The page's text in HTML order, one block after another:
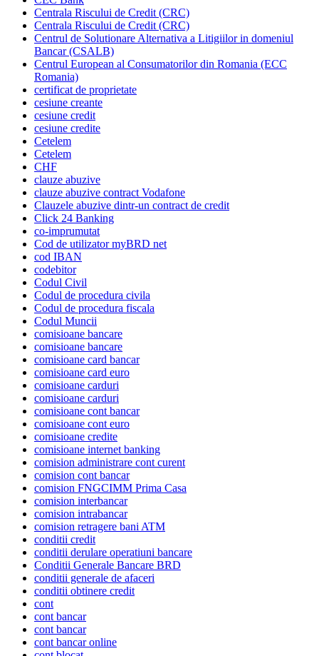
Centrala Riscului de Credit (CRC)
Centrala Riscului de Credit (CRC)
Centrul de Solutionare Alternativa a Litigiilor in domeniul
Bancar (CSALB)
Centrul European al Consumatorilor din Romania (ECC
Romania)
certificat de proprietate
cesiune creante
cesiune credit
cesiune credite
Cetelem
Cetelem
CHF
clauze abuzive
clauze abuzive contract Vodafone
Clauzele abuzive dintr-un contract de credit
Click 24 Banking
co-imprumutat
Cod de utilizator myBRD net
cod IBAN
codebitor
Codul Civil
Codul de procedura civila
Codul de procedura fiscala
Codul Muncii
comisioane bancare
comisioane bancare
comisioane card bancar
comisioane card euro
comisioane carduri
comisioane carduri
comisioane cont bancar
comisioane cont euro
comisioane credite
comisioane internet banking
comision administrare cont curent
comision cont bancar
comision FNGCIMM Prima Casa
comision interbancar
comision intrabancar
comision retragere bani ATM
conditii credit
conditii derulare operatiuni bancare
Conditii Generale Bancare BRD
conditii generale de afaceri
conditii obtinere credit
cont
cont bancar
cont bancar
cont bancar online